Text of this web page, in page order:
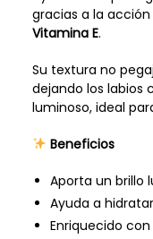
gracias a la
Vitamina E.
Su textura no
dejando los labios
luminoso, ideal
Beneficios
Aporta un brillo
Ayuda a
Enriquecido